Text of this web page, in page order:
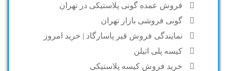
فروش عمده گونی پلاستیکی در تهران
گونی فروشی بازار تهران
نمایندگی فروش قیر پاسارگاد | خرید امروز
کیسه پلی اتیلن
خرید فروش کیسه پلاستیکی